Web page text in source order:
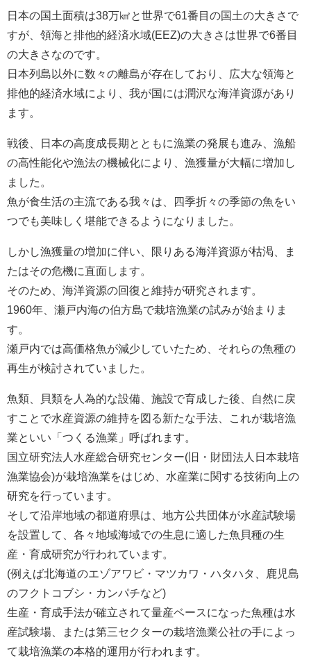
日本の国土面積は38万㎢と世界で61番目の国土の大きさで
すが、領海と排他的経済水域(EEZ)の大きさは世界で6番目
の大きさなのです。
日本列島以外に数々の離島が存在しており、広大な領海と
排他的経済水域により、我が国には潤沢な海洋資源があり
ます。
戦後、日本の高度成長期とともに漁業の発展も進み、漁船
の高性能化や漁法の機械化により、漁獲量が大幅に増加し
ました。
魚が食生活の主流である我々は、四季折々の季節の魚をい
つでも美味しく堪能できるようになりました。
しかし漁獲量の増加に伴い、限りある海洋資源が枯渇、ま
たはその危機に直面します。
そのため、海洋資源の回復と維持が研究されます。
1960年、瀬戸内海の伯方島で栽培漁業の試みが始まりま
す。
瀬戸内では高価格魚が減少していたため、それらの魚種の
再生が検討されていました。
魚類、貝類を人為的な設備、施設で育成した後、自然に戻
すことで水産資源の維持を図る新たな手法、これが栽培漁
業といい「つくる漁業」呼ばれます。
国立研究法人水産総合研究センター(旧・財団法人日本栽培
漁業協会)が栽培漁業をはじめ、水産業に関する技術向上の
研究を行っています。
そして沿岸地域の都道府県は、地方公共団体が水産試験場
を設置して、各々地域海域での生息に適した魚貝種の生
産・育成研究が行われています。
(例えば北海道のエゾアワビ・マツカワ・ハタハタ、鹿児島
のフクトコブシ・カンパチなど)
生産・育成手法が確立されて量産ベースになった魚種は水
産試験場、または第三セクターの栽培漁業公社の手によっ
て栽培漁業の本格的運用が行われます。